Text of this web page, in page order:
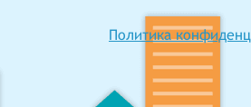
Политика